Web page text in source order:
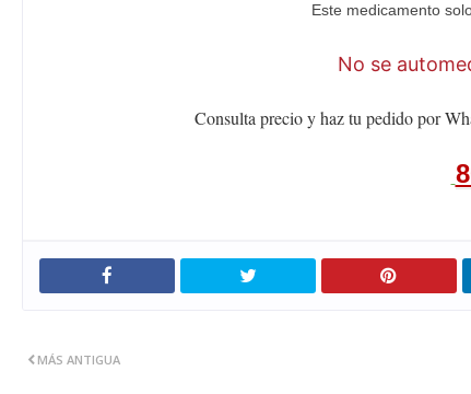
Este medicamento
No se
Consulta precio y haz tu pedido por
MÁS ANTIGUA